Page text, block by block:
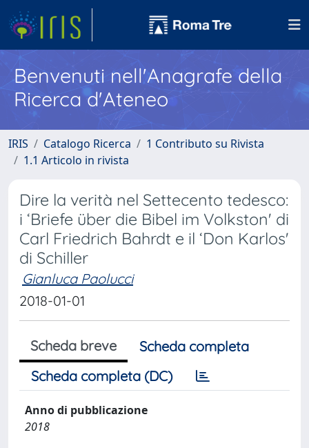
Benvenuti nell'Anagrafe della
Ricerca d'Ateneo
IRIS Catalogo Ricerca
1 Contributo su Rivista
1.1 Articolo in rivista
Dire la verità nel Settecento tedesco:
i ‘Briefe über die Bibel im Volkston' di
Carl Friedrich Bahrdt e il ‘Don Karlos'
di Schiller
Gianluca Paolucci
2018-01-01
Scheda breve
Scheda completa
Scheda completa (DC)
Anno di pubblicazione
2018